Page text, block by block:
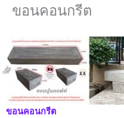
ขอนคอนกรีต
ขอนคอนกรีต